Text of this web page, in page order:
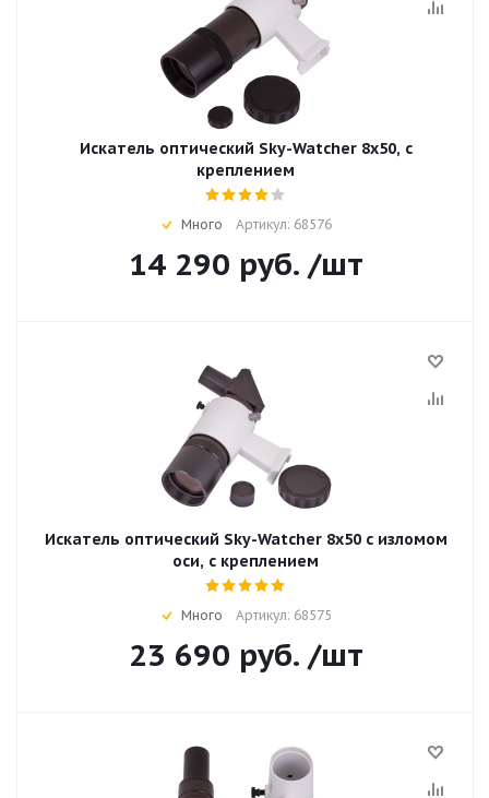
Искатель оптический Sky-Watcher 8x50, с
креплением
Много Артикул: 68576
14 290 руб. /шт
Искатель оптический Sky-Watcher 8x50 с изломом
оси, с креплением
Много Артикул: 68575
23 690 руб. /шт